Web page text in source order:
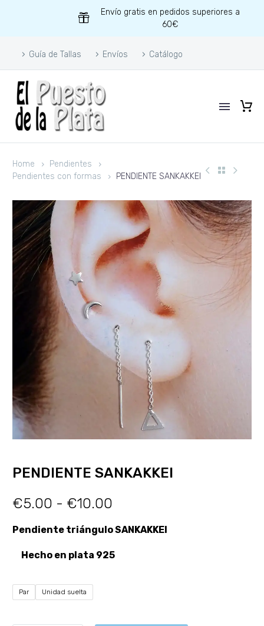
Envío gratis en pedidos superiores a
60€
Guía de Tallas Envíos Catálogo
Home
Pendientes
Pendientes con formas
PENDIENTE SANKAKKEI
PENDIENTE SANKAKKEI
€5.00 - €10.00
Pendiente triángulo SANKAKKEI
Hecho en plata 925
Par Unidad suelta